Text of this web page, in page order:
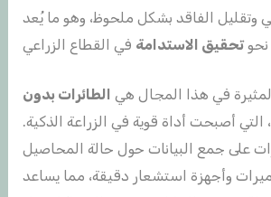
وتقليل الفاقد بشكل ملحوظ، وهو ما يُعد
نحوتحقيق الاستدامة
في هذا المجال هي الطائرات بدون
، التي أصبحت أداة قوية في الزراعة الذكية.
على جمع البيانات حول حالة المحاصيل
وأجهزة استشعار دقيقة، مما يساعد